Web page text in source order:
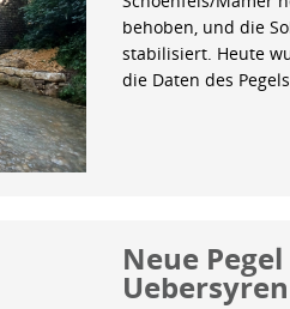
behoben, und die
stabilisiert. Heute
die Daten des
Neue
Uebersyren